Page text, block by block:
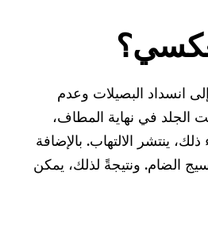
انسداد البصيلات وعدم
الجلد في نهاية المطاف،
ينتشر الالتهاب. بالإضافة
الضام. ونتيجةً لذلك، يمكن